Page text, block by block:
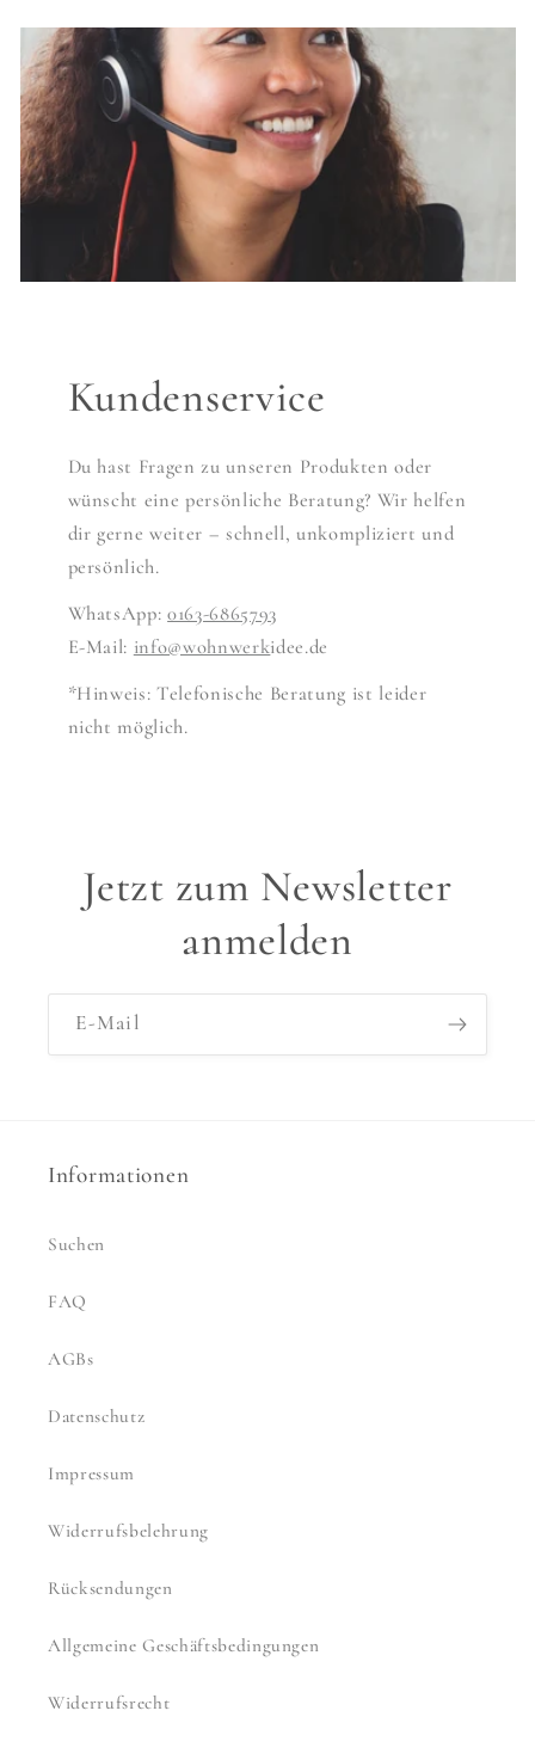
Kundenservice
Du hast Fragen zu unseren Produkten oder
wünscht eine persönliche Beratung? Wir helfen
dir gerne weiter – schnell, unkompliziert und
persönlich.
WhatsApp:0163-6865793
E-Mail: info@wohnwerkidee.de
*Hinweis: Telefonische Beratung ist leider
nicht möglich.
Jetzt zum Newsletter
anmelden
E-Mail
Informationen
Suchen
FAQ
AGBs
Datenschutz
Impressum
Widerrufsbelehrung
Rücksendungen
Allgemeine Geschäftsbedingungen
Widerrufsrecht